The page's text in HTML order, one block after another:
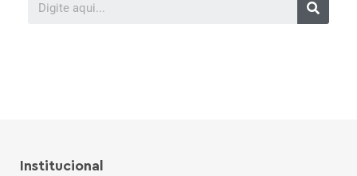
Institucional